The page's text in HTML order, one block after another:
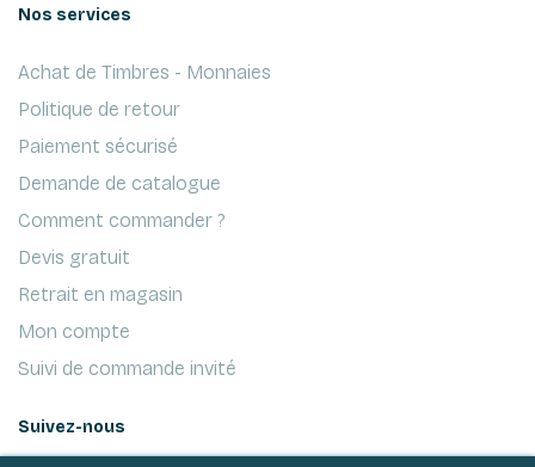
Nos services
Achat de Timbres - Monnaies
Politique de retour
Paiement sécurisé
Demande de catalogue
Comment commander ?
Devis gratuit
Retrait en magasin
Mon compte
Suivi de commande invité
Suivez-nous